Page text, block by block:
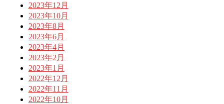
2023年12月
2023年10月
2023年8月
2023年6月
2023年4月
2023年2月
2023年1月
2022年12月
2022年11月
2022年10月